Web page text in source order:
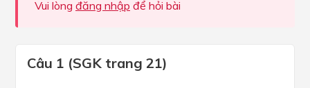
Vui lòng đăng nhập để hỏi bài
Câu 1 (SGK trang 21)